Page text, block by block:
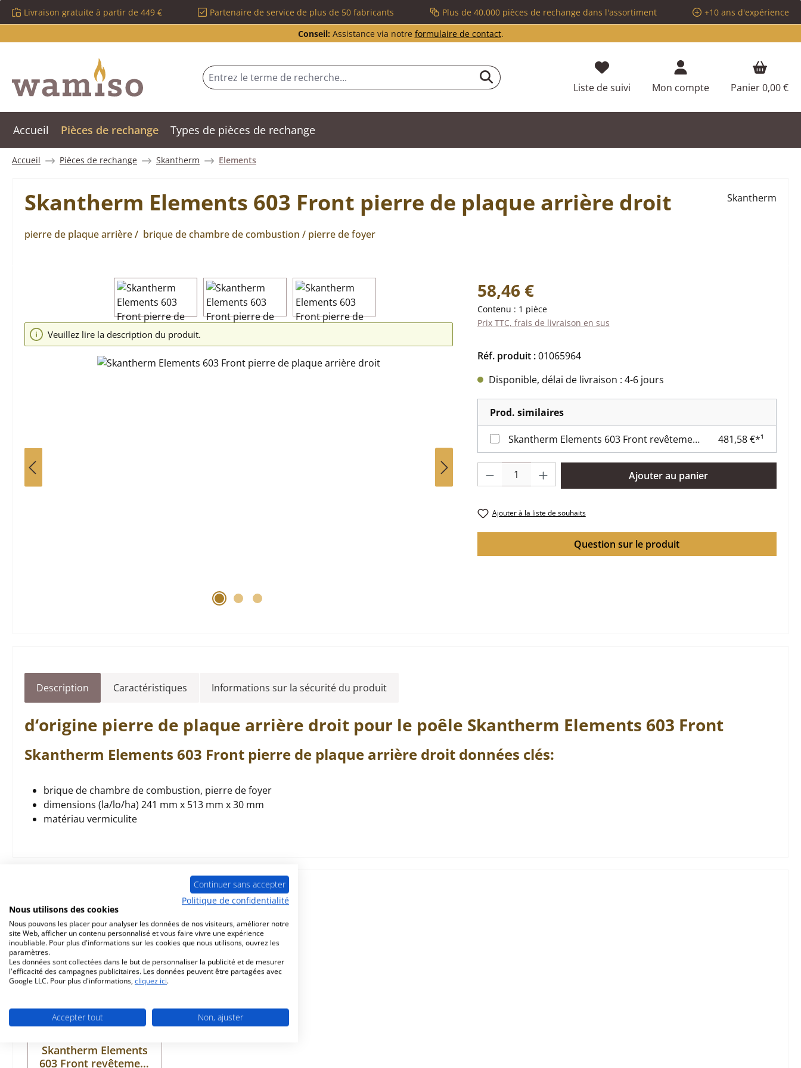
au contenu principal
Passer à la recherche
Passer à la navigation principale
Livraison gratuite à partir de 449 € Partenaire de service de plus de 50 fabricants Plus de 40.000 pièces de rechange dans l'assortiment
+10 ans d'expérience
Conseil: Assistance via notre formulaire de contact.
Liste de suivi Vous avez 0 articles dans votre liste
Mon compte Panier0,00 €
Accueil Pièces de rechange Types de pièces de rechange
Accueil Pièces de rechange Skantherm Elements
Skantherm Elements 603 Front pierre de plaque arrière droit
pierre de plaque arrière / brique de chambre de combustion / pierre de foyer
Skantherm
Ignorer la galerie d'images
Veuillez lire la description du produit.
Prix régulier :
58,46 €
Contenu : 1 pièce
Prix TTC, frais de livraison en sus
Réf. produit :01065964
Disponible, délai de livraison : 4-6 jours
Prod. similaires
Skantherm Elements 603 Front revêtement de chambre de combustion 481,58 €*¹
Quantité de produit : Entrez la quantité souhaitée ou utilisez les boutons pour
Ajouter au panier
Ajouter à la liste de souhaits
Question sur le produit
Description Caractéristiques Informations sur la sécurité du produit
d‘origine pierre de plaque arrière droit pour le poêle Skantherm Elements 603 Front
Skantherm Elements 603 Front pierre de plaque arrière droit données clés:
brique de chambre de combustion, pierre de foyer
dimensions (la/lo/ha) 241 mm x 513 mm x 30 mm
matériau vermiculite
Ignorer la galerie de produits
Skantherm Elements
603 Front revêtement
Continuer sans accepter
Politique de confidentialité
Nous utilisons des cookies
Nous pouvons les placer pour analyser les données de nos visiteurs, améliorer notre
site Web, afficher un contenu personnalisé et vous faire vivre une expérience
inoubliable. Pour plus d'informations sur les cookies que nous utilisons, ouvrez les
paramètres.
Les données sont collectées dans le but de personnaliser la publicité et de mesurer
l'efficacité des campagnes publicitaires. Les données peuvent être partagées avec
Google LLC. Pour plus d'informations, cliquez ici.
Accepter tout Non, ajuster